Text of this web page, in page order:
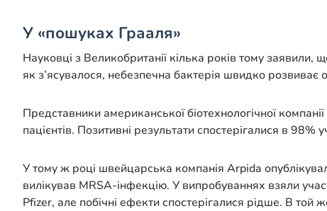
У «пошуках Грааля»
Науковці з Великобританії кілька років тому
як з’ясувалося, небезпечна бактерія швидко розвиває
Представники американської біотехнологічної
пацієнтів. Позитивні результати спостерігалися в 98%
У тому ж році швейцарська компанія Arpіda
вилікував MRSA-інфекцію. У випробуваннях взяли
Pfіzer, але побічні ефекти спостерігалися рідше. В той